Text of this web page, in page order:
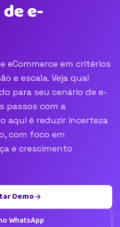
e-
eCommerce em critérios
e escala. Veja qual
para seu cenário de e-
passos com a
aqui é reduzir incerteza
com foco em
e crescimento
Demo
WhatsApp